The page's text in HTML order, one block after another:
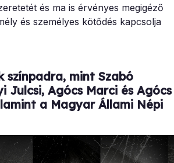
és ma is érvényes megigéző
és személyes kötődés kapcsolja
színpadra, mint Szabó
Julcsi, Agócs Marci és Agócs
a Magyar Állami Népi